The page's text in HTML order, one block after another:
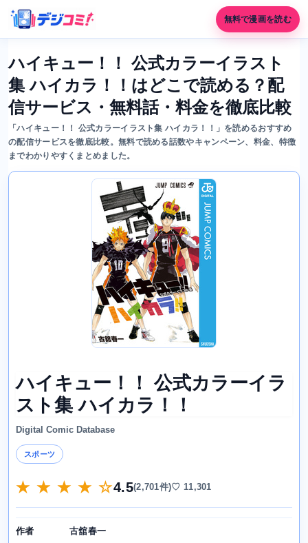
無料で漫画を読む
ハイキュー！！ 公式カラーイラスト
集 ハイカラ！！はどこで読める？配
信サービス・無料話・料金を徹底比較
「ハイキュー！！ 公式カラーイラスト集 ハイカラ！！」を読めるおすすめ
の配信サービスを徹底比較。無料で読める話数やキャンペーン、料金、特徴
までわかりやすくまとめました。
ハイキュー！！ 公式カラーイラ
スト集 ハイカラ！！
Digital Comic Database
スポーツ
★ ★ ★ ★ ☆4.5(2,701件)♡ 11,301
作者 古舘春一